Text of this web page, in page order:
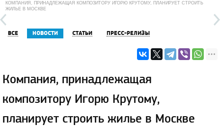
КОМПАНИЯ, ПРИНАДЛЕЖАЩАЯ КОМПОЗИТОРУ ИГОРЮ КРУТОМУ, ПЛАНИРУЕТ СТРОИТЬ
ЖИЛЬЕ В МОСКВЕ
ВСЕ НОВОСТИ СТАТЬИ ПРЕСС-РЕЛИЗЫ
Компания, принадлежащая
композитору Игорю Крутому,
планирует строить жилье в Москве